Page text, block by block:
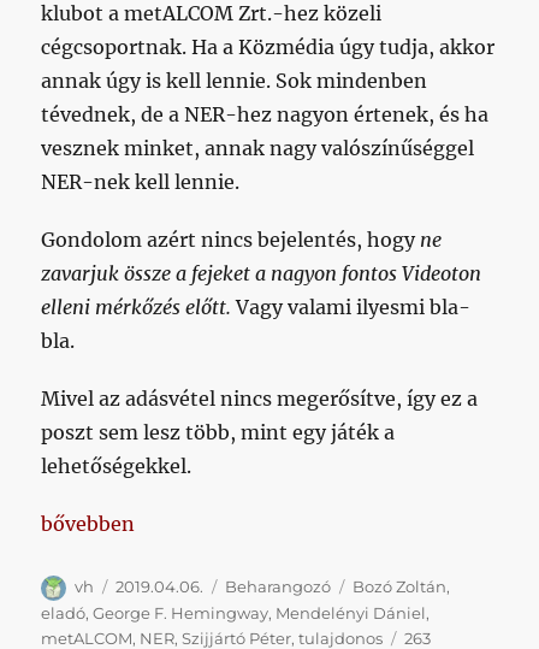
klubot a metALCOM Zrt.-hez közeli
cégcsoportnak. Ha a Közmédia úgy tudja, akkor
annak úgy is kell lennie. Sok mindenben
tévednek, de a NER-hez nagyon értenek, és ha
vesznek minket, annak nagy valószínűséggel
NER-nek kell lennie.
Gondolom azért nincs bejelentés, hogy ne
zavarjuk össze a fejeket a nagyon fontos Videoton
elleni mérkőzés előtt. Vagy valami ilyesmi bla-
bla.
Mivel az adásvétel nincs megerősítve, így ez a
poszt sem lesz több, mint egy játék a
lehetőségekkel.
„Eljött értünk is a nagy fekete Volga”
bővebben
Szerző
vh Közzétéve
2019.04.06. Kategória
Beharangozó Címke
Bozó Zoltán,
eladó,George F. Hemingway, Mendelényi Dániel,
metALCOM, NER,Szijjártó Péter,tulajdonos
263